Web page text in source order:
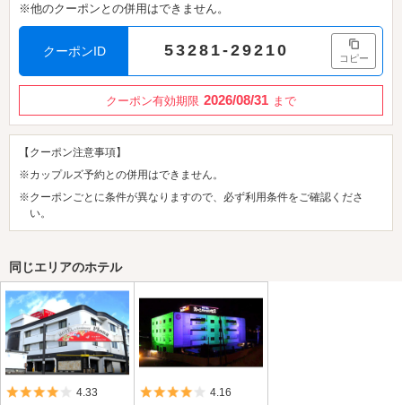
※他のクーポンとの併用はできません。
クーポンID 53281-29210 コピー
クーポン有効期限 2026/08/31 まで
【クーポン注意事項】
※カップルズ予約との併用はできません。
※クーポンごとに条件が異なりますので、必ず利用条件をご確認くださ
い。
同じエリアのホテル
5つ星のうち4
4.33 5つ星のうち4
4.16